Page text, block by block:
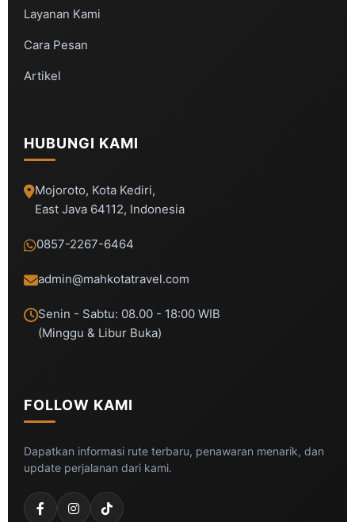
Layanan Kami
Cara Pesan
Artikel
HUBUNGI KAMI
Mojoroto, Kota Kediri,
East Java 64112, Indonesia
0857-2267-6464
admin@mahkotatravel.com
Senin - Sabtu: 08.00 - 18:00 WIB
(Minggu & Libur Buka)
FOLLOW KAMI
Dapatkan informasi rute terbaru, penawaran menarik, dan
update perjalanan dari kami.